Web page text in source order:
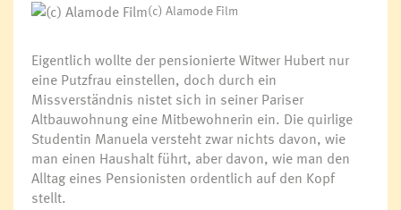
(c) Alamode Film
Eigentlich wollte der pensionierte Witwer Hubert nur
eine Putzfrau einstellen, doch durch ein
Missverständnis nistet sich in seiner Pariser
Altbauwohnung eine Mitbewohnerin ein. Die quirlige
Studentin Manuela versteht zwar nichts davon, wie
man einen Haushalt führt, aber davon, wie man den
Alltag eines Pensionisten ordentlich auf den Kopf
stellt.